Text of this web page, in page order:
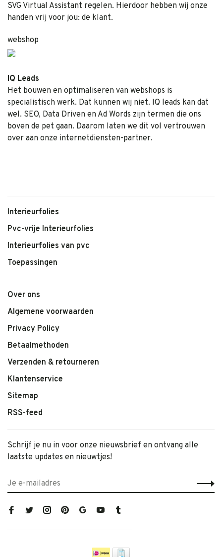
SVG Virtual Assistant regelen. Hierdoor hebben wij onze
handen vrij voor jou: de klant.
webshop
IQ Leads
Het bouwen en optimaliseren van webshops is
specialistisch werk. Dat kunnen wij niet. IQ leads kan dat
wel. SEO, Data Driven en Ad Words zijn termen die ons
boven de pet gaan. Daarom laten we dit vol vertrouwen
over aan onze internetdiensten-partner.
Interieurfolies
Pvc-vrije Interieurfolies
Interieurfolies van pvc
Toepassingen
Over ons
Algemene voorwaarden
Privacy Policy
Betaalmethoden
Verzenden & retourneren
Klantenservice
Sitemap
RSS-feed
Schrijf je nu in voor onze nieuwsbrief en ontvang alle
laatste updates en nieuwtjes!